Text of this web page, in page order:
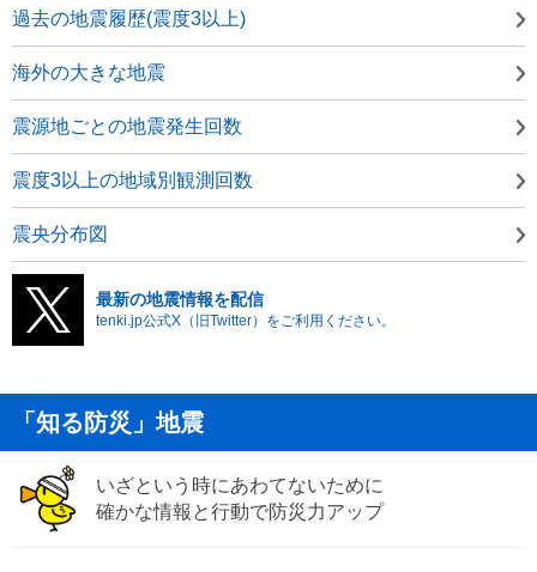
過去の地震履歴(震度3以上)
海外の大きな地震
震源地ごとの地震発生回数
震度3以上の地域別観測回数
震央分布図
最新の地震情報を配信
tenki.jp公式X（旧Twitter）をご利用ください。
「知る防災」地震
いざという時にあわてないために
確かな情報と行動で防災力アップ